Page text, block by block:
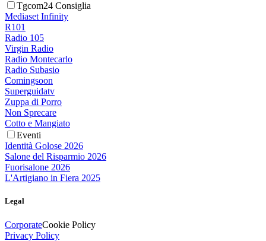
Tgcom24 Consiglia
Mediaset Infinity
R101
Radio 105
Virgin Radio
Radio Montecarlo
Radio Subasio
Comingsoon
Superguidatv
Zuppa di Porro
Non Sprecare
Cotto e Mangiato
Eventi
Identità Golose 2026
Salone del Risparmio 2026
Fuorisalone 2026
L'Artigiano in Fiera 2025
Legal
CorporateCookie Policy
Privacy Policy